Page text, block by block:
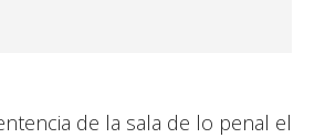
de la sala de lo penal el